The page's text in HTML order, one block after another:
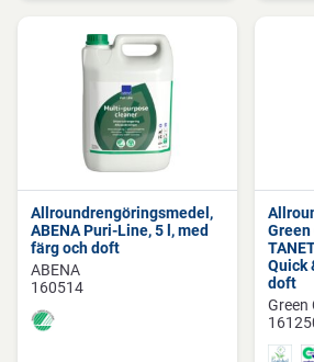
Allroundrengöringsmedel,
ABENA Puri-Line, 5 l, med
färg och doft
ABENA
160514
Green
Quick
doft
Green